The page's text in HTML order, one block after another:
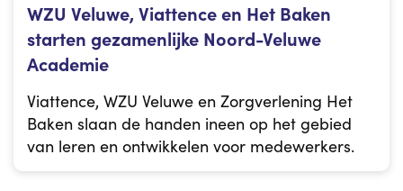
WZU Veluwe, Viattence en Het Baken
starten gezamenlijke Noord-Veluwe
Academie
Viattence, WZU Veluwe en Zorgverlening Het
Baken slaan de handen ineen op het gebied
van leren en ontwikkelen voor medewerkers.